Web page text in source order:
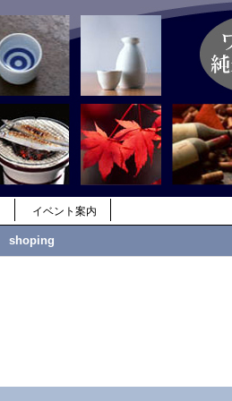
イベント案内
shoping